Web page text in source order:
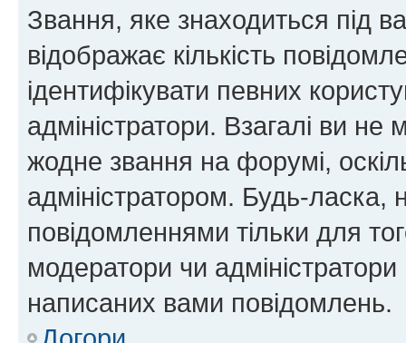
Звання, яке знаходиться під
відображає кількість
ідентифікувати певних
адміністратори. Взагалі ви
жодне звання на форумі,
адміністратором. Будь-
повідомленнями тільки для
модератори чи
написаних вами повідомлень.